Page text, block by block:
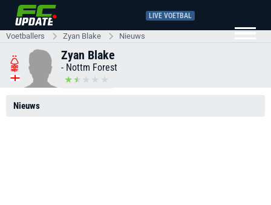
LIVE VOETBAL
Voetballers Zyan Blake Nieuws
Zyan Blake
- Nottm Forest
Nieuws